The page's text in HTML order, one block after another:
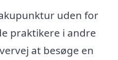
uden for
praktikere i andre
at besøge en